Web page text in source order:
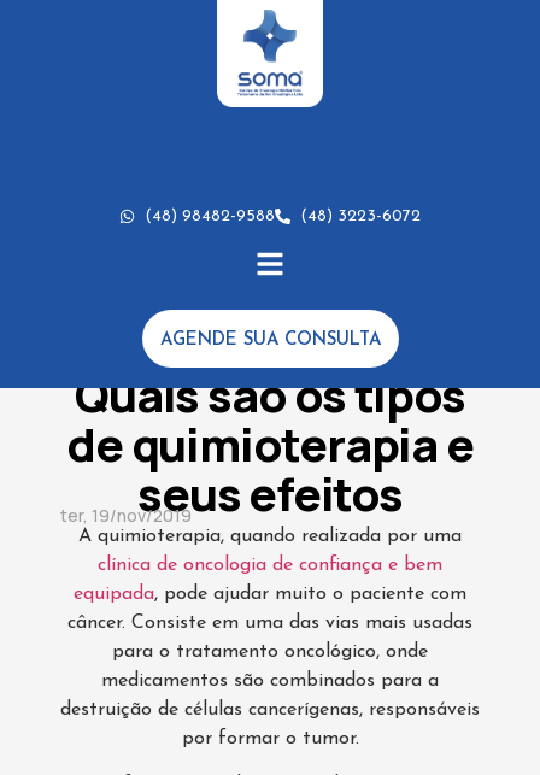
(48) 98482-9588 (48) 3223-6072
AGENDE SUA CONSULTA
ESTUDOS CLÍNICOS
Quais são os tipos
de quimioterapia e
seus efeitos
ter, 19/nov/2019
A quimioterapia, quando realizada por uma
clínica de oncologia de confiança e bem
equipada, pode ajudar muito o paciente com
câncer. Consiste em uma das vias mais usadas
para o tratamento oncológico, onde
medicamentos são combinados para a
destruição de células cancerígenas, responsáveis
por formar o tumor.